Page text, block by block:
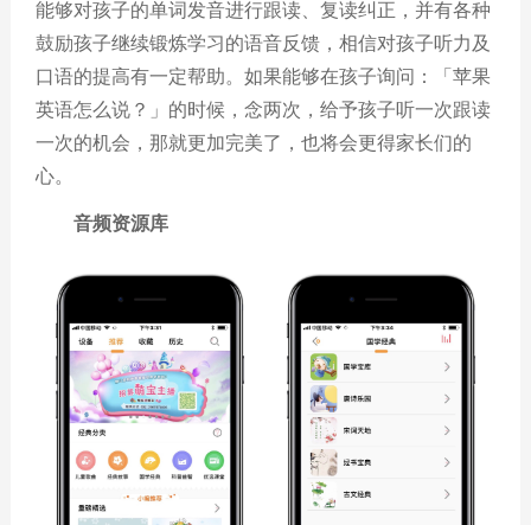
能够对孩子的单词发音进行跟读、复读纠正，并有各种
鼓励孩子继续锻炼学习的语音反馈，相信对孩子听力及
口语的提高有一定帮助。如果能够在孩子询问：「苹果
英语怎么说？」的时候，念两次，给予孩子听一次跟读
一次的机会，那就更加完美了，也将会更得家长们的
心。
音频资源库